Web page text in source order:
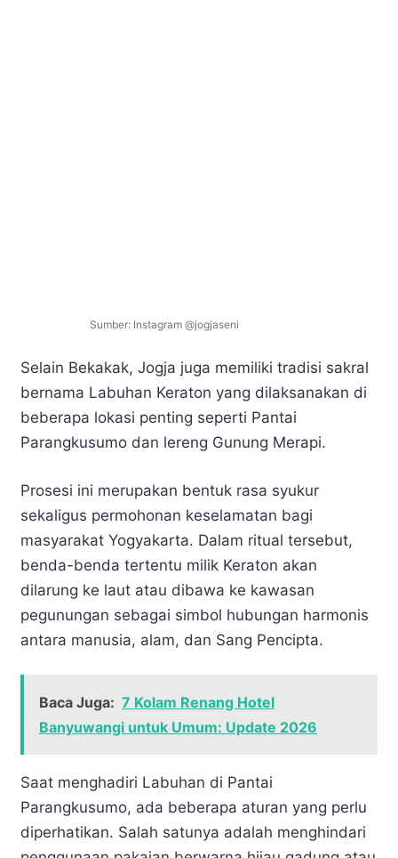
Sumber: Instagram @jogjaseni
Selain Bekakak, Jogja juga memiliki tradisi sakral
bernama Labuhan Keraton yang dilaksanakan di
beberapa lokasi penting seperti Pantai
Parangkusumo dan lereng Gunung Merapi.
Prosesi ini merupakan bentuk rasa syukur
sekaligus permohonan keselamatan bagi
masyarakat Yogyakarta. Dalam ritual tersebut,
benda-benda tertentu milik Keraton akan
dilarung ke laut atau dibawa ke kawasan
pegunungan sebagai simbol hubungan harmonis
antara manusia, alam, dan Sang Pencipta.
Baca Juga: 7 Kolam Renang Hotel
Banyuwangi untuk Umum: Update 2026
Saat menghadiri Labuhan di Pantai
Parangkusumo, ada beberapa aturan yang perlu
diperhatikan. Salah satunya adalah menghindari